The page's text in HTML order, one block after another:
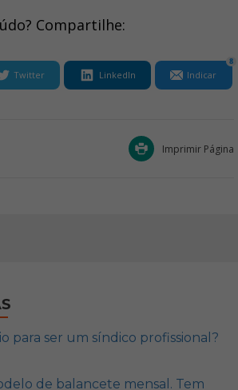
Compartilhe:
Twitter LinkedIn Indicar
8
Imprimir Página
para ser um síndico profissional?
de balancete mensal. Tem